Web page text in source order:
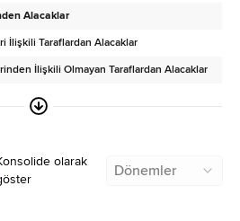
Alacaklar
İlişkili Taraflardan Alacaklar
İlişkili Olmayan Taraflardan Alacaklar
olarak
Dönemler